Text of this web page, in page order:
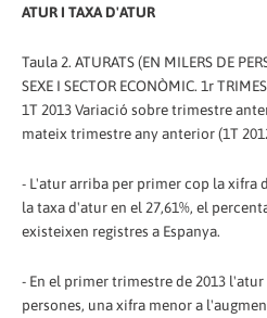
ATUR I TAXA D'ATUR
Taula 2. ATURATS (EN MILERS DE
SEXE I SECTOR ECONÒMIC. 1r
1T 2013 Variació sobre trimestre
mateix trimestre any anterior (1T
- L'atur arriba per primer cop la xifra
la taxa d'atur en el 27,61%, el
existeixen registres a Espanya.
- En el primer trimestre de 2013
persones, una xifra menor a